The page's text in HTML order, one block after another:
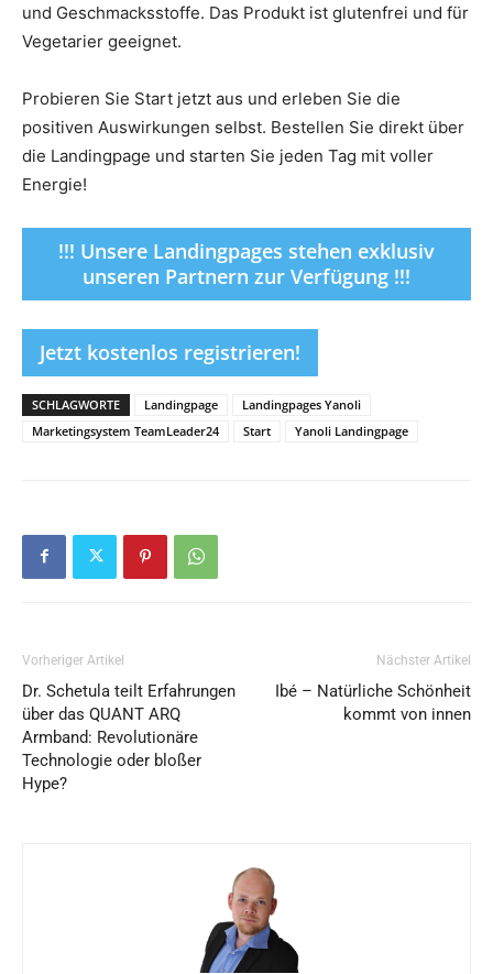
und Geschmacksstoffe. Das Produkt ist glutenfrei und für
Vegetarier geeignet.
Probieren Sie Start jetzt aus und erleben Sie die
positiven Auswirkungen selbst. Bestellen Sie direkt über
die Landingpage und starten Sie jeden Tag mit voller
Energie!
!!! Unsere Landingpages stehen exklusiv
unseren Partnern zur Verfügung !!!
Jetzt kostenlos registrieren!
SCHLAGWORTE Landingpage
Landingpages Yanoli
Marketingsystem TeamLeader24
Start Yanoli Landingpage
Vorheriger Artikel
Dr. Schetula teilt Erfahrungen
über das QUANT ARQ
Armband: Revolutionäre
Technologie oder bloßer
Hype?
Nächster Artikel
Ibé – Natürliche Schönheit
kommt von innen